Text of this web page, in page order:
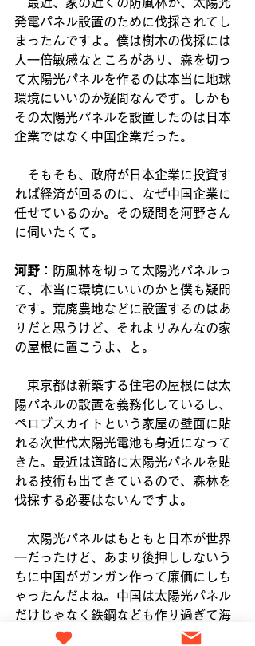
最近、家の近くの防風林が、太陽光
発電パネル設置のために伐採されてし
まったんですよ。僕は樹木の伐採には
人一倍敏感なところがあり、森を切っ
て太陽光パネルを作るのは本当に地球
環境にいいのか疑問なんです。しかも
その太陽光パネルを設置したのは日本
企業ではなく中国企業だった。
そもそも、政府が日本企業に投資す
れば経済が回るのに、なぜ中国企業に
任せているのか。その疑問を河野さん
に伺いたくて。
河野 ：防風林を切って太陽光パネルっ
て、本当に環境にいいのかと僕も疑問
です。荒廃農地などに設置するのはあ
りだと思うけど、それよりみんなの家
の屋根に置こうよ、と。
東京都は新築する住宅の屋根には太
陽パネルの設置を義務化しているし、
ペロブスカイトという家屋の壁面に貼
れる次世代太陽光電池も身近になって
きた。最近は道路に太陽光パネルを貼
れる技術も出てきているので、森林を
伐採する必要はないんですよ。
太陽光パネルはもともと日本が世界
一だったけど、あまり後押ししないう
ちに中国がガンガン作って廉価にしち
ゃったんだよね。中国は太陽光パネル
だけじゃなく鉄鋼なども作り過ぎて海
外に安い値段で攻勢をかけているた